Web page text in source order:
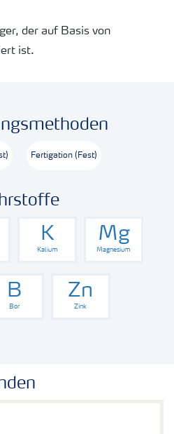
der auf Basis von
ist.
Fertigation (Fest)
K
Kalium
Mg
Magnesium
B
Bor
Zn
Zink